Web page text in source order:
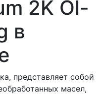
2K Öl-
в
представляет собой
масел,